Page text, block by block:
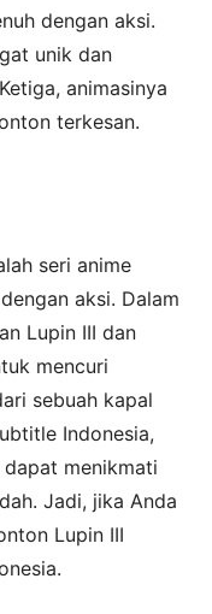
dengan aksi.
unik dan
animasinya
terkesan.
seri anime
aksi. Dalam
Lupin III dan
mencuri
sebuah kapal
Indonesia,
menikmati
Jadi, jika Anda
Lupin III